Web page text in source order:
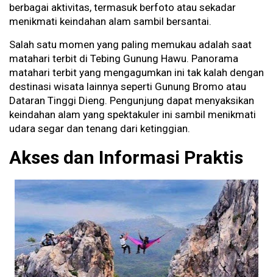
berbagai aktivitas, termasuk berfoto atau sekadar
menikmati keindahan alam sambil bersantai.
Salah satu momen yang paling memukau adalah saat
matahari terbit di Tebing Gunung Hawu. Panorama
matahari terbit yang mengagumkan ini tak kalah dengan
destinasi wisata lainnya seperti Gunung Bromo atau
Dataran Tinggi Dieng. Pengunjung dapat menyaksikan
keindahan alam yang spektakuler ini sambil menikmati
udara segar dan tenang dari ketinggian.
Akses dan Informasi Praktis